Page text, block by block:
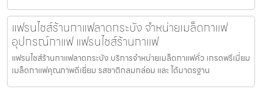
แฟรนไชส์ร้านกาแฟลาดกระบัง จำหน่ายเมล็ดกาแฟ
อุปกรณ์กาแฟ แฟรนไชส์ร้านกาแฟ
แฟรนไชส์ร้านกาแฟลาดกระบัง บริการจำหน่ายเมล็ดกาแฟคั่ว เกรดพรีเมี่ยม
เมล็ดกาแฟคุณภาพดีเยี่ยม รสชาติกลมกล่อม และ ได้มาตรฐาน